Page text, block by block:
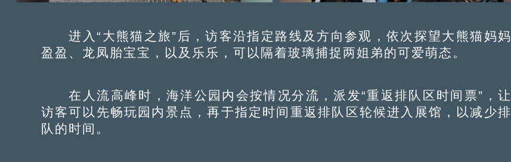
进入“大熊猫之旅”后，访客沿指定路线及方向参观，依次探望大熊猫妈妈
盈盈、龙凤胎宝宝，以及乐乐，可以隔着玻璃捕捉两姐弟的可爱萌态。
在人流高峰时，海洋公园内会按情况分流，派发“重返排队区时间票”，让
访客可以先畅玩园内景点，再于指定时间重返排队区轮候进入展馆，以减少排
队的时间。